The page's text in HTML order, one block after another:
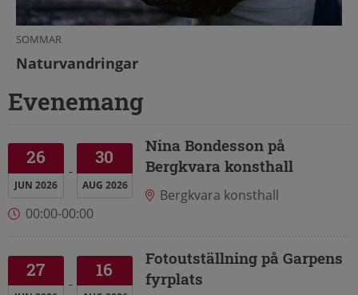
SOMMAR
Naturvandringar
Evenemang
26
JUN 2026
30
AUG 2026
Nina Bondesson på
Bergkvara konsthall
Bergkvara konsthall
00:00-00:00
27 16
Fotoutställning på Garpens
fyrplats